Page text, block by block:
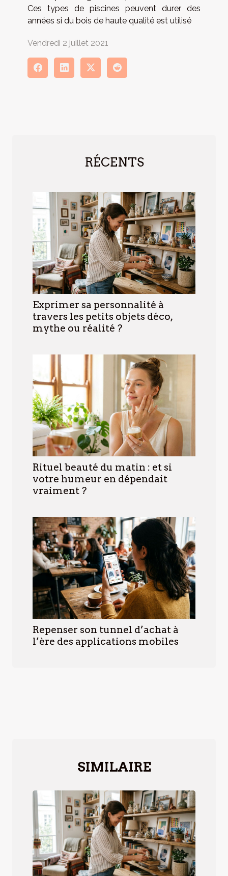
Ces types de piscines peuvent durer des
années si du bois de haute qualité est utilisé
Vendredi 2 juillet 2021
RÉCENTS
Exprimer sa personnalité à
travers les petits objets déco,
mythe ou réalité ?
Rituel beauté du matin : et si
votre humeur en dépendait
vraiment ?
Repenser son tunnel d’achat à
l’ère des applications mobiles
SIMILAIRE